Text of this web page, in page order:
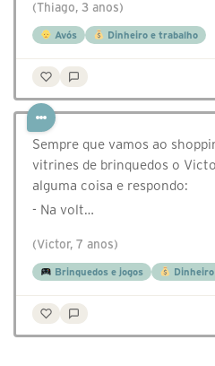
(Thiago, 3 anos)
Avós Dinheiro e trabalho
Sempre que vamos ao
vitrines de brinquedos o
alguma coisa e respondo:
- Na volt…
(Victor, 7 anos)
Brinquedos e jogos